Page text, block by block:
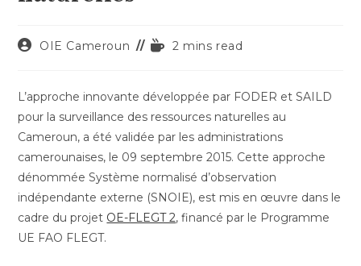
Auteur/autrice
publication :
OIE Cameroun
Temps2 mins read
L’approche innovante développée par FODER et SAILD
pour la surveillance des ressources naturelles au
Cameroun, a été validée par les administrations
camerounaises, le 09 septembre 2015. Cette approche
dénommée Système normalisé d’observation
indépendante externe (SNOIE), est mis en œuvre dans le
cadre du projet OE-FLEGT 2, financé par le Programme
UE FAO FLEGT.